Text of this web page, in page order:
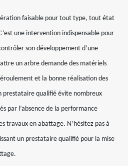
faisable pour tout type, tout état
une intervention indispensable pour
son développement d’une
un arbre demande des matériels
et la bonne réalisation des
prestataire qualifié évite nombreux
par l’absence de la performance
travaux en abattage. N’hésitez pas à
un prestataire qualifié pour la mise